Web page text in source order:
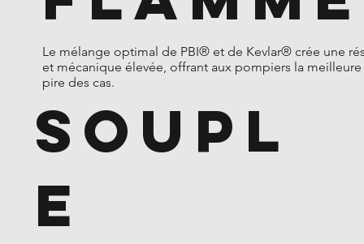
Le mélange optimal de PBI® et de Kevlar® crée une
et mécanique élevée, offrant aux pompiers la meilleure
pire des cas.
SOUPL
E